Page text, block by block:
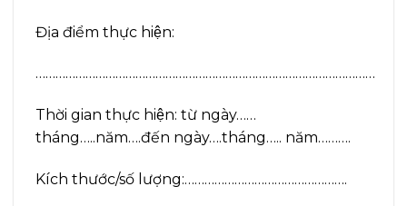
Địa điểm thực hiện:
…………………………………………………………………………………………
Thời gian thực hiện: từ ngày……
tháng…..năm….đến ngày….tháng….. năm……….
Kích thước/số lượng:………………………………………….